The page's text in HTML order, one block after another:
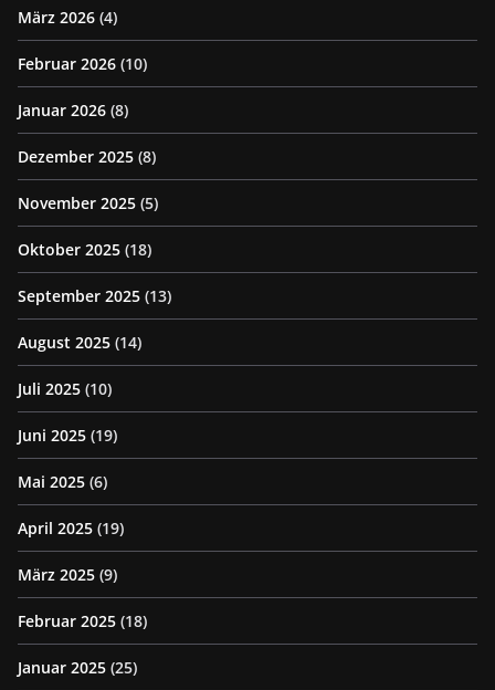
März 2026 (4)
Februar 2026 (10)
Januar 2026 (8)
Dezember 2025 (8)
November 2025 (5)
Oktober 2025 (18)
September 2025 (13)
August 2025 (14)
Juli 2025 (10)
Juni 2025 (19)
Mai 2025 (6)
April 2025 (19)
März 2025 (9)
Februar 2025 (18)
Januar 2025 (25)